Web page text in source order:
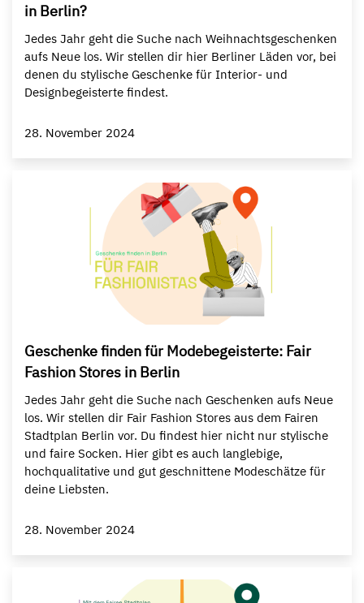
in Berlin?
Jedes Jahr geht die Suche nach Weihnachtsgeschenken
aufs Neue los. Wir stellen dir hier Berliner Läden vor, bei
denen du stylische Geschenke für Interior- und
Designbegeisterte findest.
28. November 2024
Geschenke finden für Modebegeisterte: Fair
Fashion Stores in Berlin
Jedes Jahr geht die Suche nach Geschenken aufs Neue
los. Wir stellen dir Fair Fashion Stores aus dem Fairen
Stadtplan Berlin vor. Du findest hier nicht nur stylische
und faire Socken. Hier gibt es auch langlebige,
hochqualitative und gut geschnittene Modeschätze für
deine Liebsten.
28. November 2024